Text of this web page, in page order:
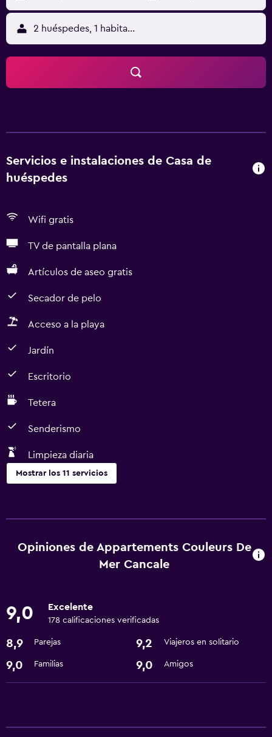
2 huéspedes, 1 habitación
Servicios e instalaciones de Casa de
huéspedes
Wifi gratis
TV de pantalla plana
Artículos de aseo gratis
Secador de pelo
Acceso a la playa
Jardín
Escritorio
Tetera
Senderismo
Limpieza diaria
Mostrar los 11 servicios
Wifi gratis
Calefacción
Artículos de aseo gratis
Senderismo
Sistema de entretenimiento
TV de pantalla plana
Opiniones de Appartements Couleurs De
Mer Cancale
9,0 Excelente
178 calificaciones verificadas
8,9 Parejas 9,2 Viajeros en solitario
9,0 Familias 9,0 Amigos